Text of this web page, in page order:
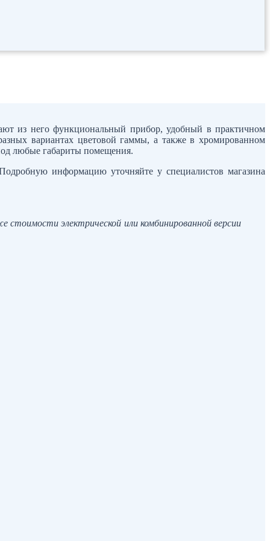
из него функциональный прибор, удобный в практичном
вариантах цветовой гаммы, а также в хромированном
любые габариты помещения.
информацию уточняйте у специалистов магазина
электрической или комбинированной версии